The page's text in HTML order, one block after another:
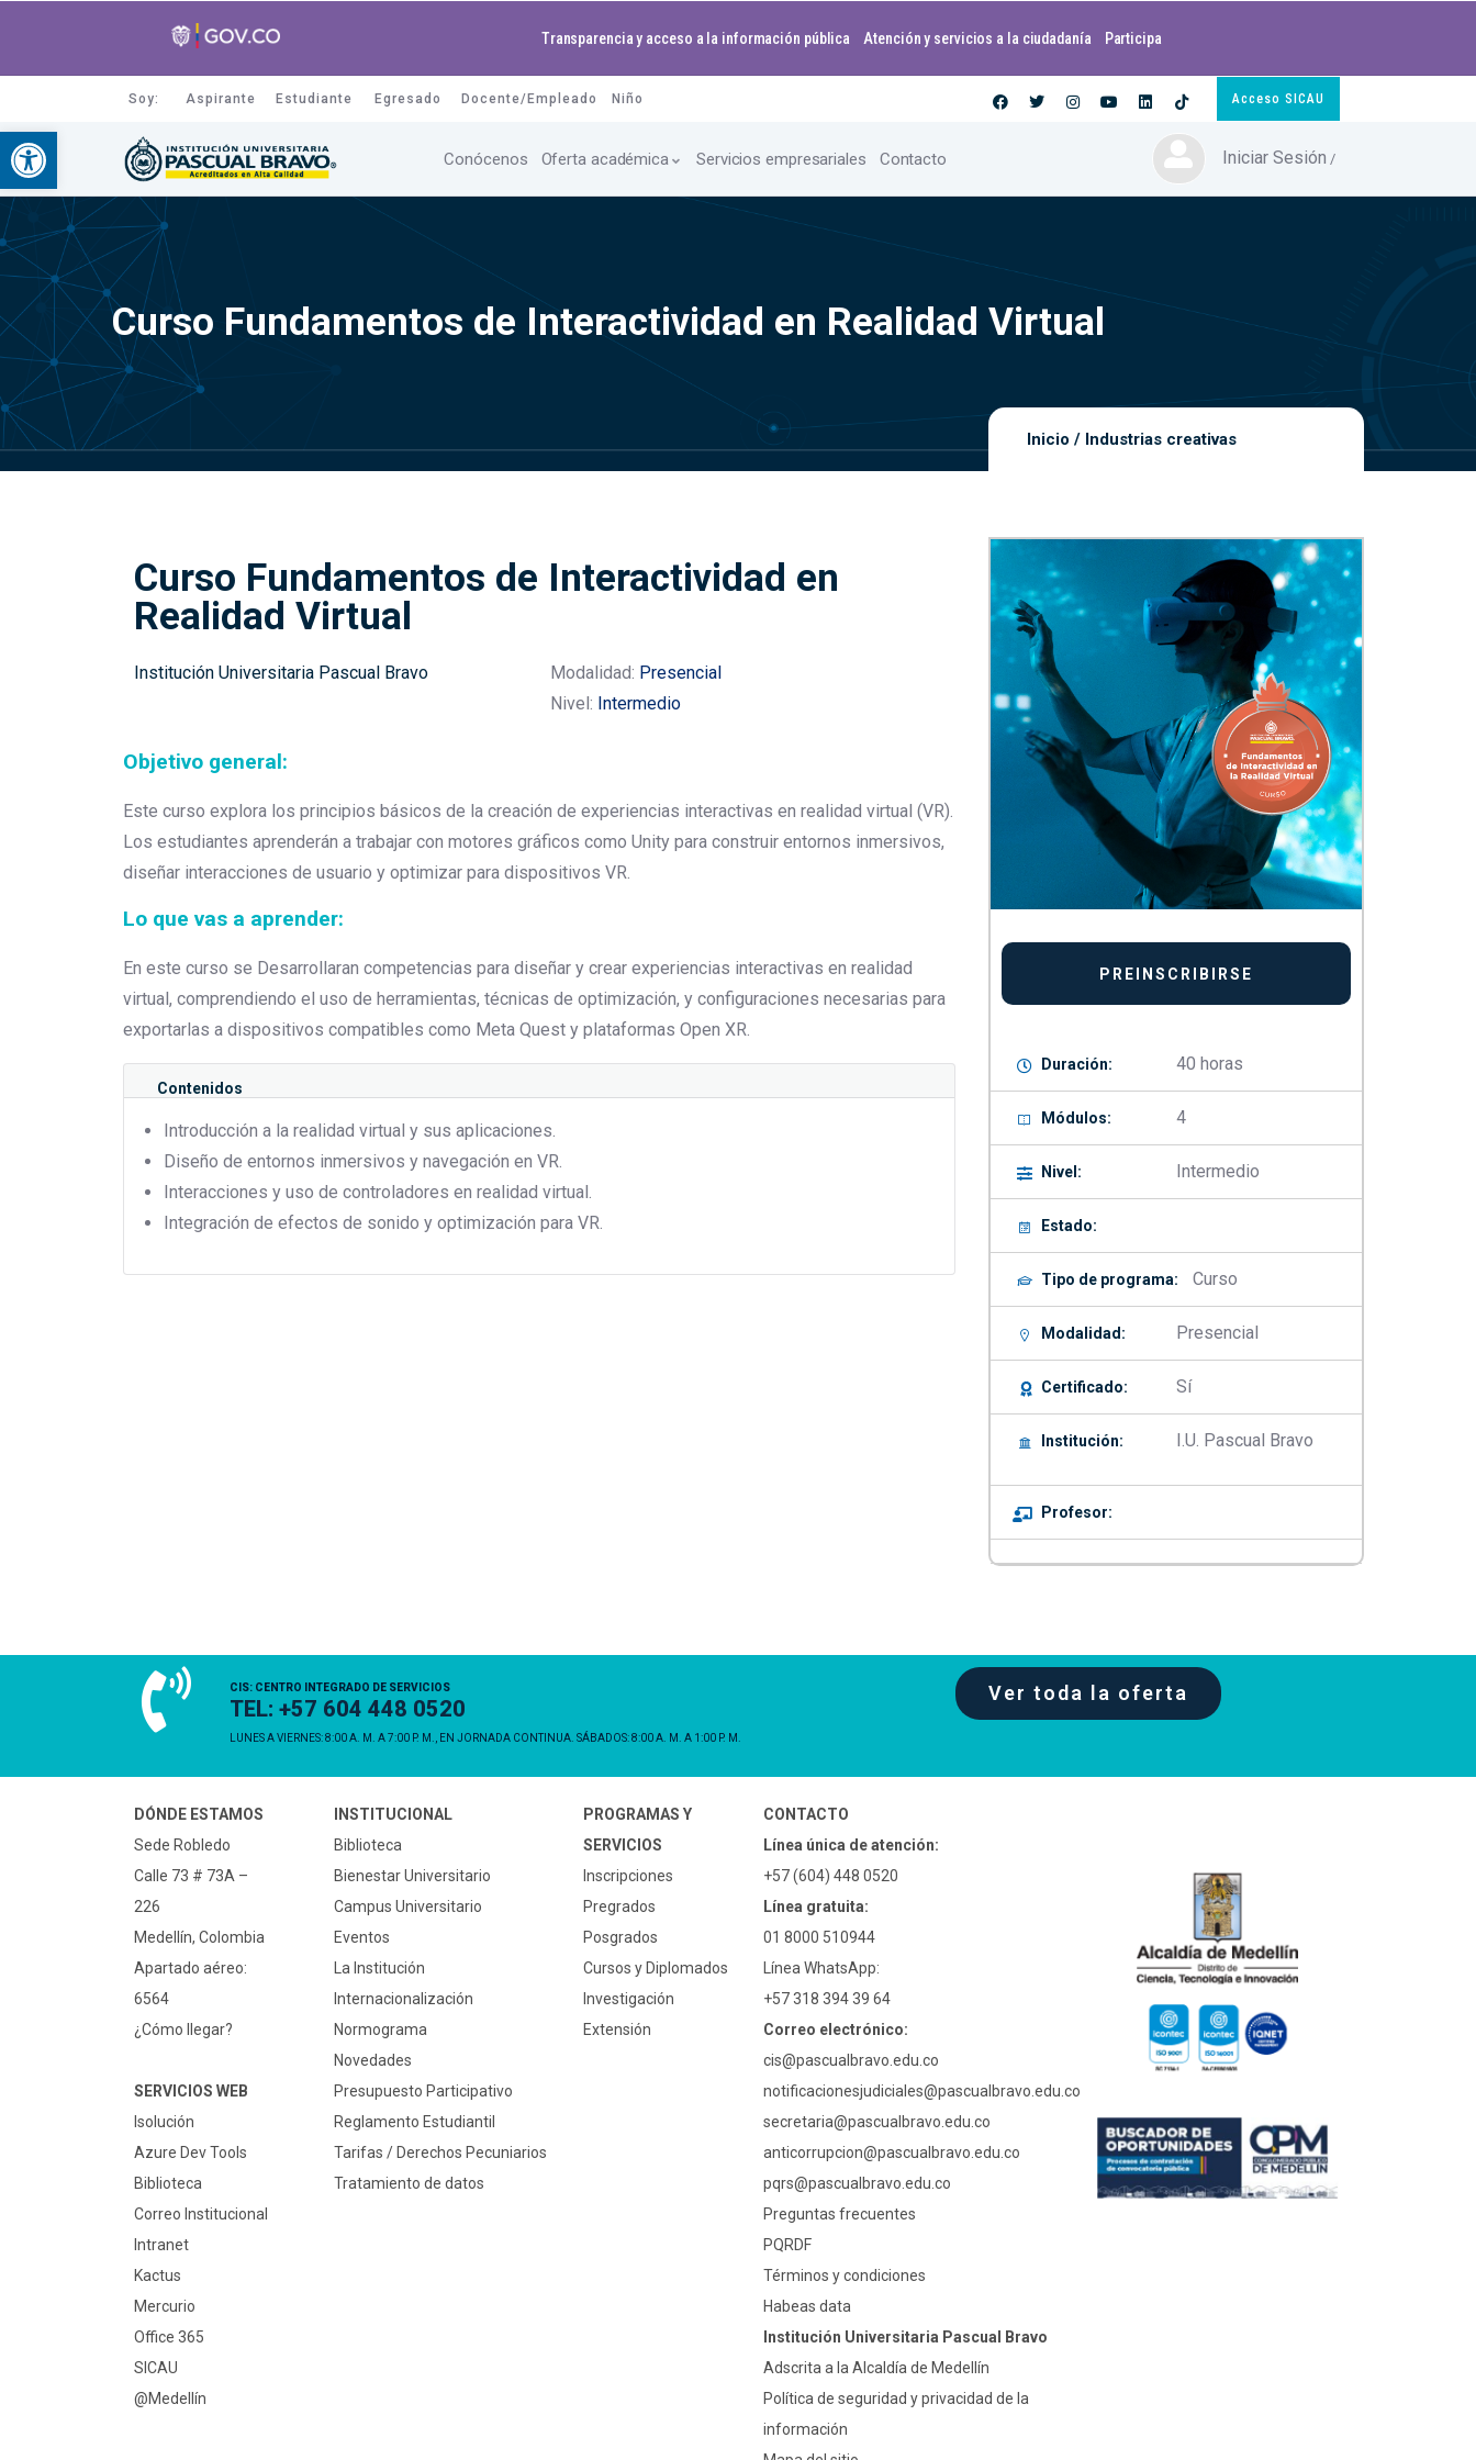
Abrir barra de herramientas
Transparencia y acceso a la información pública Atención y servicios a la ciudadanía Participa
Soy: Aspirante Estudiante Egresado Docente/Empleado Niño Acceso SICAU
Conócenos Oferta académica Servicios empresariales Contacto Iniciar Sesión /
Curso Fundamentos de Interactividad en Realidad Virtual
Inicio / Industrias creativas
Curso Fundamentos de Interactividad en
Realidad Virtual
Institución Universitaria Pascual Bravo Modalidad: Presencial
Nivel: Intermedio
Objetivo general:
Este curso explora los principios básicos de la creación de experiencias interactivas en realidad virtual (VR).
Los estudiantes aprenderán a trabajar con motores gráficos como Unity para construir entornos inmersivos,
diseñar interacciones de usuario y optimizar para dispositivos VR.
Lo que vas a aprender:
En este curso se Desarrollaran competencias para diseñar y crear experiencias interactivas en realidad
virtual, comprendiendo el uso de herramientas, técnicas de optimización, y configuraciones necesarias para
exportarlas a dispositivos compatibles como Meta Quest y plataformas Open XR.
Contenidos
Introducción a la realidad virtual y sus aplicaciones.
Diseño de entornos inmersivos y navegación en VR.
Interacciones y uso de controladores en realidad virtual.
Integración de efectos de sonido y optimización para VR.
Duración: 40 horas
Módulos: 4
Nivel: Intermedio
Estado:
Tipo de programa: Curso
Modalidad: Presencial
Certificado: Sí
Institución: I.U. Pascual Bravo
Profesor:
CIS: CENTRO INTEGRADO DE SERVICIOS
TEL: +57 604 448 0520
LUNES A VIERNES: 8:00 A. M. A 7:00 P. M., EN JORNADA CONTINUA. SÁBADOS: 8:00 A. M. A 1:00 P. M.
Ver toda la oferta
DÓNDE ESTAMOS
Sede Robledo
Calle 73 # 73A –
226
Medellín, Colombia
Apartado aéreo:
6564
¿Cómo llegar?
SERVICIOS WEB
Isolución
Azure Dev Tools
Biblioteca
Correo Institucional
Intranet
Kactus
Mercurio
Office 365
SICAU
@Medellín
INSTITUCIONAL
Biblioteca
Bienestar Universitario
Campus Universitario
Eventos
La Institución
Internacionalización
Normograma
Novedades
Presupuesto Participativo
Reglamento Estudiantil
Tarifas / Derechos Pecuniarios
Tratamiento de datos
PROGRAMAS Y
SERVICIOS
Inscripciones
Pregrados
Posgrados
Cursos y Diplomados
Investigación
Extensión
CONTACTO
Línea única de atención:
+57 (604) 448 0520
Línea gratuita:
01 8000 510944
Línea WhatsApp:
+57 318 394 39 64
Correo electrónico:
cis@pascualbravo.edu.co
notificacionesjudiciales@pascualbravo.edu.co
secretaria@pascualbravo.edu.co
anticorrupcion@pascualbravo.edu.co
pqrs@pascualbravo.edu.co
Preguntas frecuentes
PQRDF
Términos y condiciones
Habeas data
Institución Universitaria Pascual Bravo
Adscrita a la Alcaldía de Medellín
Política de seguridad y privacidad de la
información